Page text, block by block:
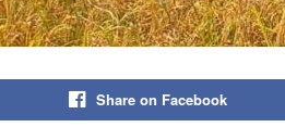
Share on Facebook